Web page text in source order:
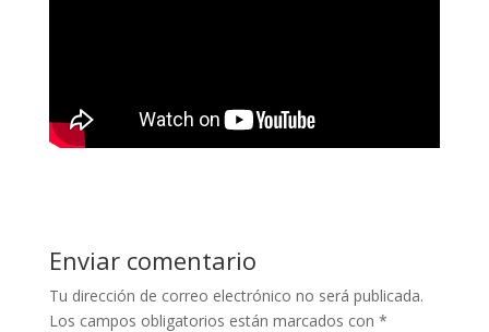
Enviar comentario
Tu dirección de correo electrónico no será publicada.
Los campos obligatorios están marcados con *